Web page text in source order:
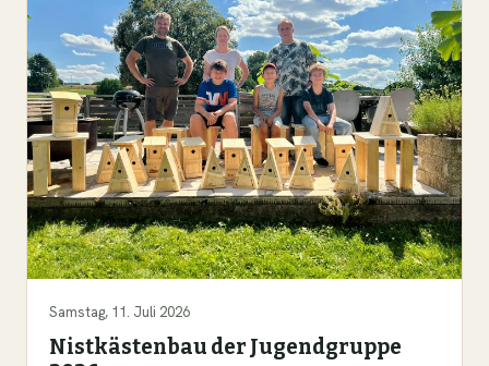
Samstag, 11. Juli 2026
Nistkästenbau der Jugendgruppe